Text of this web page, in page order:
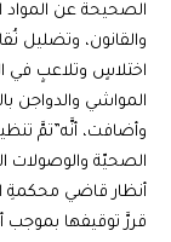
الصحيحة عن المواد
والقانون، وتضليل
اختلاسٍ وتلاعبٍ في
المواشي والدواجن
وأضافت، أنَّه”تمَّ
الصحيّة والوصولات
أنظار قاضي محكمةِ